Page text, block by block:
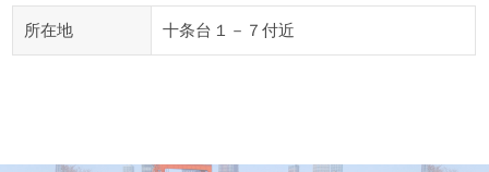
所在地 十条台１－７付近